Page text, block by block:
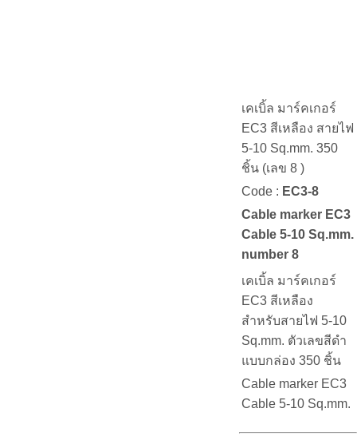
เคเบิ้ล มาร์คเกอร์
EC3 สีเหลือง สายไฟ
5-10 Sq.mm. 350
ชิ้น (เลข 8 )
Code : EC3-8
Cable marker EC3
Cable 5-10 Sq.mm.
number 8
เคเบิ้ล มาร์คเกอร์
EC3 สีเหลือง
สำหรับสายไฟ 5-10
Sq.mm. ตัวเลขสีดำ
แบบกล่อง 350 ชิ้น
Cable marker EC3
Cable 5-10 Sq.mm.